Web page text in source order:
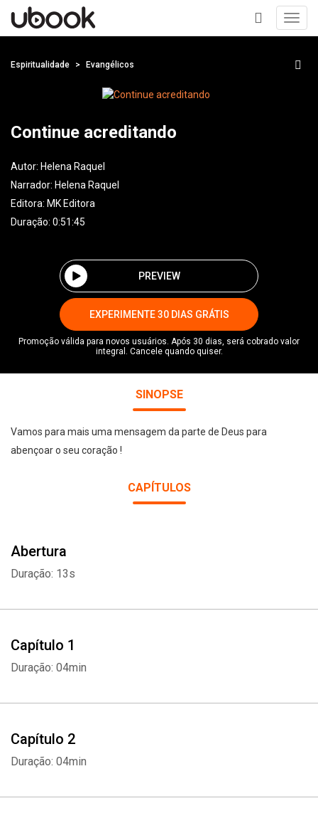
+
Espiritualidade Evangélicos
Continue acreditando
Autor: Helena Raquel
Narrador: Helena Raquel
Editora: MK Editora
Duração: 0:51:45
PREVIEW
EXPERIMENTE 30 DIAS GRÁTIS
Promoção válida para novos usuários. Após 30 dias, será cobrado valor
integral. Cancele quando quiser.
SINOPSE
Vamos para mais uma mensagem da parte de Deus para
abençoar o seu coração !
CAPÍTULOS
Abertura
Duração: 13s
Capítulo 1
Duração: 04min
Capítulo 2
Duração: 04min